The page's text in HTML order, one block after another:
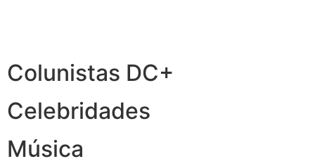
Colunistas DC+
Celebridades
Música